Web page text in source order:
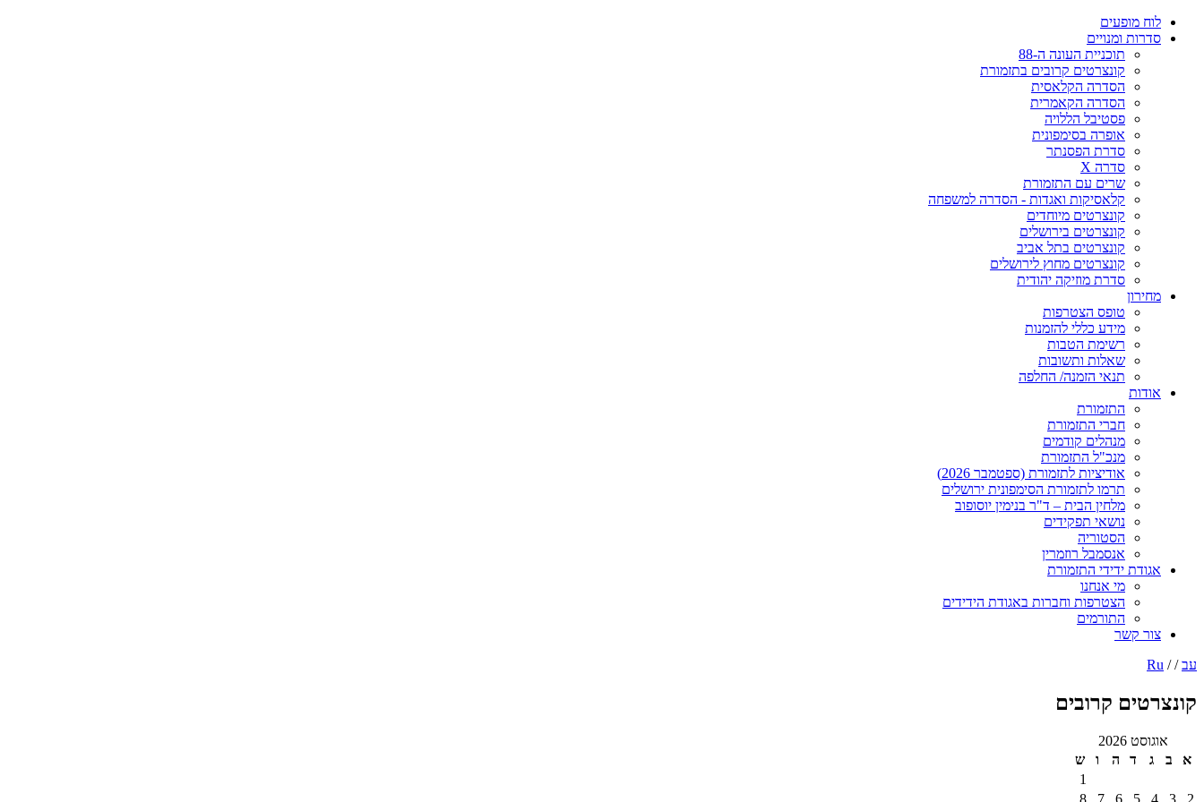
לוח מופעים
סדרות ומנויים
תוכניית העונה ה-88
קונצרטים קרובים בתזמורת
הסדרה הקלאסית
הסדרה הקאמרית
פסטיבל הללויה
אופרה בסימפונית
סדרת הפסנתר
סדרה X
שרים עם התזמורת
קלאסיקות ואגדות - הסדרה למשפחה
קונצרטים מיוחדים
קונצרטים בירושלים
קונצרטים בתל אביב
קונצרטים מחוץ לירושלים
סדרת מוזיקה יהודית
מחירון
טופס הצטרפות
מידע כללי להזמנות
רשימת הטבות
שאלות ותשובות
תנאי הזמנה/ החלפה
אודות
התזמורת
חברי התזמורת
מנהלים קודמים
מנכ"ל התזמורת
אודיציות לתזמורת (ספטמבר 2026)
תרמו לתזמורת הסימפונית ירושלים
מלחין הבית – ד"ר בנימין יוסופוב
נושאי תפקידים
הסטוריה
אנסמבל רוזמרין
אגודת ידידי התזמורת
מי אנחנו
הצטרפות וחברות באגודת הידידים
התורמים
צור קשר
עב/ /
Ru
קונצרטים קרובים
אוגוסט 2026
א
ב ג ד ה ו
ש
1
2
3
4
5
6
7
8